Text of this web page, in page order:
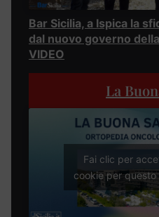
Bar Sicilia, a Ispica la
dal nuovo governo
VIDEO
La
Fai clic per
cookie per questo